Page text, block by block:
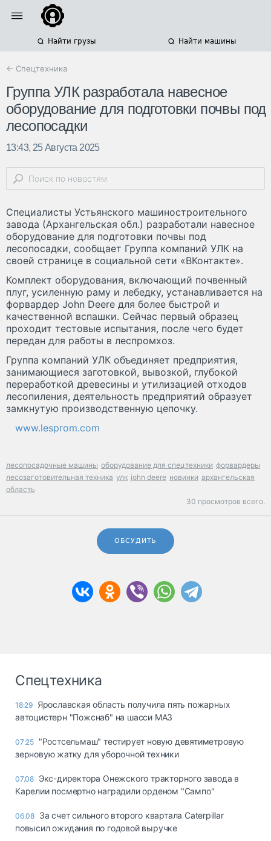
Найти грузы Найти машины
← Спецтехника
Группа УЛК разработала навесное
оборудование для подготовки почвы под
лесопосадки
13:43, 25 Августа 2025
Специалисты Устьянского машиностроительного
завода (Архангельская обл.) разработали навесное
оборудование для подготовки почвы под
лесопосадки, сообщает Группа компаний УЛК на
своей странице в социальной сети «ВКонтакте».
Комплект оборудования, включающий почвенный
плуг, усиленную раму и лебедку, устанавливается на
форвардер John Deere для более быстрой и
качественной вспашки. Сейчас первый образец
проходит тестовые испытания, после чего будет
передан для работы в леспромхоз.
Группа компаний УЛК объединяет предприятия,
занимающиеся заготовкой, вывозкой, глубокой
переработкой древесины и утилизацией отходов
лесопиления, деятельность предприятий образует
замкнутую производственную цепочку.
www.lesprom.com
лесопосадочные машины оборудование для спецтехники форвардеры
лесозаготовительная техника улк john deere новинки архангельская
область
30 просмотров всего.
ОБСУДИТЬ
Спецтехника
18:29 Ярославская область получила пять пожарных
автоцистерн "Пожснаб" на шасси МАЗ
07:25 "Ростсельмаш" тестирует новую девятиметровую
зерновую жатку для уборочной техники
07.08 Экс-директора Онежского тракторного завода в
Карелии посмертно наградили орденом "Сампо"
06.08 За счет сильного второго квартала Caterpillar
повысил ожидания по годовой выручке